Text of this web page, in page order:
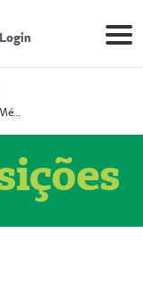
Login
Prestador Centro Médico Vitória Ltda, 51004350-4: Centro Médico Vitória Ltda (Nome Fantasia: Policlínica Master)